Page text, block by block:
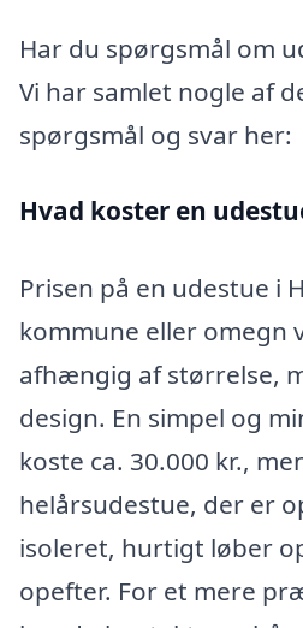
Har du spørgsmål om
Vi har samlet nogle af
spørgsmål og svar her:
Hvad koster en
Prisen på en udestue i
kommune eller omegn
afhængig af størrelse,
design. En simpel og
koste ca. 30.000 kr.,
helårsudestue, der er
isoleret, hurtigt løber
opefter. For et mere